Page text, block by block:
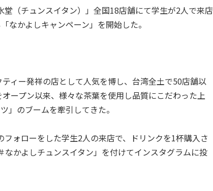
（チュンスイタン）」全国18店舗にて学生が2人で来店
なかよしキャンペーン」を開始した。
ィー発祥の店として人気を博し、台湾全土で50店舗以
ープン以来、様々な茶葉を使用し品質にこだわった上
」のブームを牽引してきた。
ォローをした学生2人の来店で、ドリンクを1杯購入さ
かよしチュンスイタン」を付けてインスタグラムに投